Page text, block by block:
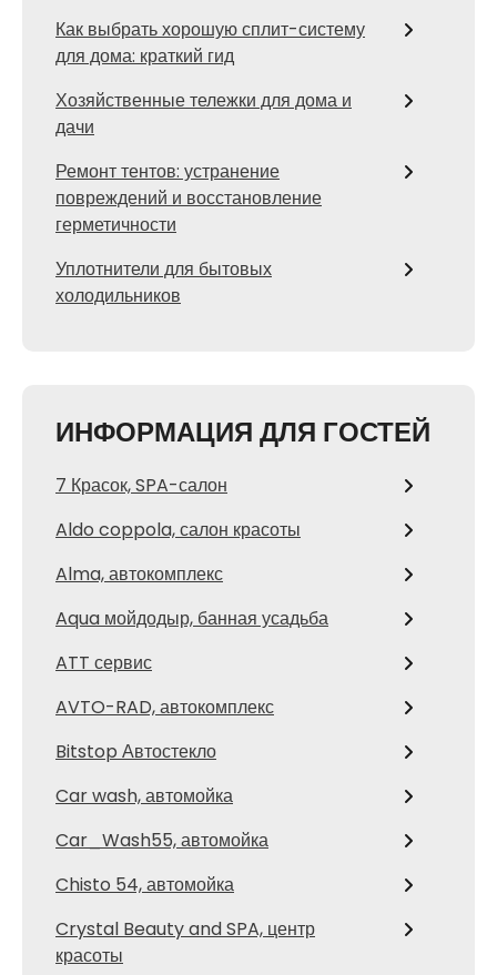
Как выбрать хорошую сплит-систему
для дома: краткий гид
Хозяйственные тележки для дома и
дачи
Ремонт тентов: устранение
повреждений и восстановление
герметичности
Уплотнители для бытовых
холодильников
ИНФОРМАЦИЯ ДЛЯ ГОСТЕЙ
7 Красок, SPA-салон
Aldo coppola, салон красоты
Alma, автокомплекс
Aqua мойдодыр, банная усадьба
ATT сервис
AVTO-RAD, автокомплекс
Bitstop Автостекло
Car wash, автомойка
Car_Wash55, автомойка
Chisto 54, автомойка
Crystal Beauty and SPA, центр
красоты